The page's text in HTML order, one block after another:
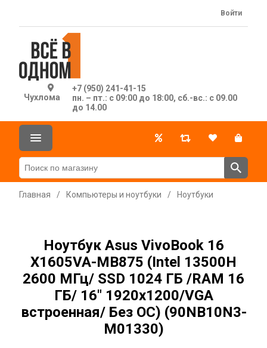
Чухлома
+7 (950) 241-41-15
пн. – пт.: с 09:00 до 18:00, сб.-вс.: с 09.00
до 14.00
Войти
Главная / Компьютеры и ноутбуки / Ноутбуки
Ноутбук Asus VivoBook 16
X1605VA-MB875 (Intel 13500H
2600 МГц/ SSD 1024 ГБ /RAM 16
ГБ/ 16" 1920x1200/VGA
встроенная/ Без ОС) (90NB10N3-
M01330)